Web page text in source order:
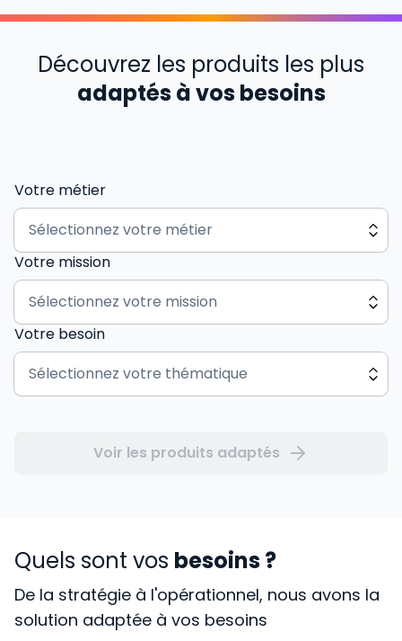
Découvrez les produits les plus
adaptés à vos besoins
Votre métier
Votre mission
Votre besoin
Voir les produits adaptés
Quels sont vos besoins ?
De la stratégie à l'opérationnel, nous avons la
solution adaptée à vos besoins